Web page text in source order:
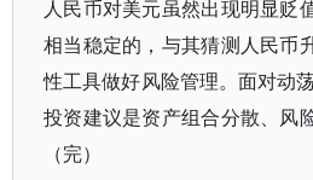
人民币对美元虽然出现明显贬
相当稳定的，与其猜测人民币
性工具做好风险管理。面对动
投资建议是资产组合分散、风
（完）